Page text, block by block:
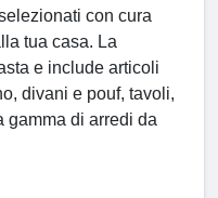
con cura
tua casa. La
e include articoli
divani e pouf, tavoli,
gamma di arredi da